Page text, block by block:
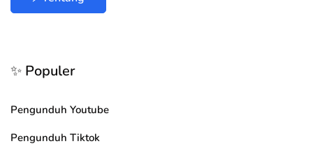
✨ Populer
Pengunduh Youtube
Pengunduh Tiktok